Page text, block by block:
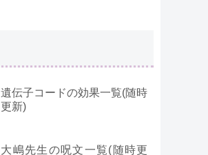
遺伝子コードの効果一覧(随時
更新)
大嶋先生の呪文一覧(随時更